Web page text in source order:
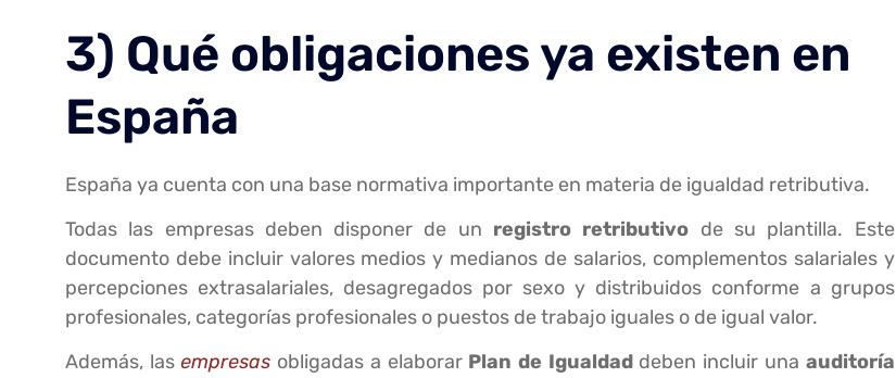
3) Qué obligaciones ya existen en
España
España ya cuenta con una base normativa importante en materia de igualdad retributiva.
Todas las empresas deben disponer de un registro retributivo de su plantilla. Este
documento debe incluir valores medios y medianos de salarios, complementos salariales y
percepciones extrasalariales, desagregados por sexo y distribuidos conforme a grupos
profesionales, categorías profesionales o puestos de trabajo iguales o de igual valor.
Además, lasempresas obligadas a elaborar Plan de Igualdaddeben incluir una auditoría